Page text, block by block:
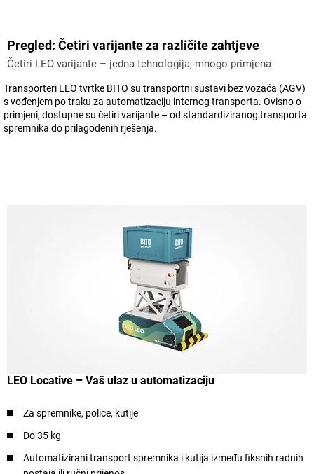
Pregled: Četiri varijante za različite zahtjeve
Četiri LEO varijante – jedna tehnologija, mnogo primjena
Transporteri LEO tvrtke BITO su transportni sustavi bez vozača (AGV)
s vođenjem po traku za automatizaciju internog transporta. Ovisno o
primjeni, dostupne su četiri varijante – od standardiziranog transporta
spremnika do prilagođenih rješenja.
LEO Locative – Vaš ulaz u automatizaciju
Za spremnike, police, kutije
Do 35 kg
Automatizirani transport spremnika i kutija između fiksnih radnih